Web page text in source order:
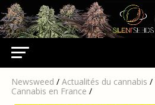
Newsweed / Actualités du cannabis /
Cannabis en France /